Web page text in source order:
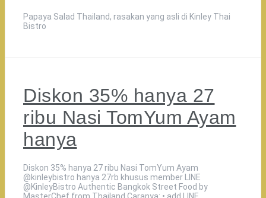
Papaya Salad Thailand, rasakan yang asli di Kinley Thai
Bistro
Diskon 35% hanya 27
ribu Nasi TomYum Ayam
hanya
Diskon 35% hanya 27 ribu Nasi TomYum Ayam
@kinleybistro hanya 27rb khusus member LINE
@KinleyBistro Authentic Bangkok Street Food by